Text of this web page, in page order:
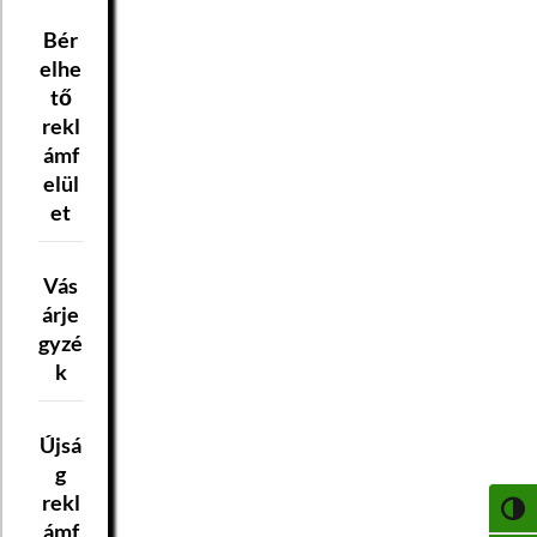
Bér
elhe
tő
rekl
ámf
elül
et
Vás
árje
gyzé
k
Újsá
g
rekl
ámf